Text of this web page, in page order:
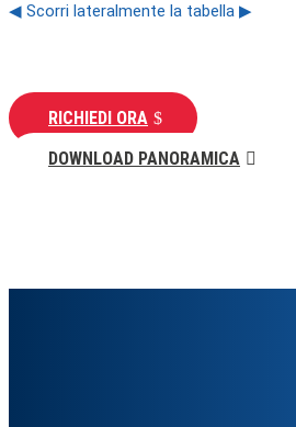
◀ Scorri lateralmente la tabella ▶
RICHIEDI ORA
DOWNLOAD PANORAMICA